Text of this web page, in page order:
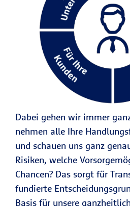
Dabei gehen wir immer
nehmen alle Ihre
und schauen uns ganz
Risiken, welche
Chancen? Das sorgt für
fundierte
Basis für unsere